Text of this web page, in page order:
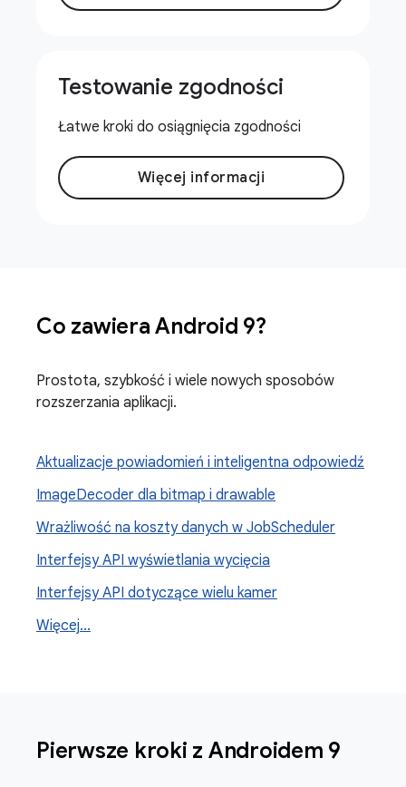
Testowanie zgodności
Łatwe kroki do osiągnięcia zgodności
Więcej informacji
Co zawiera Android 9?
Prostota, szybkość i wiele nowych sposobów
rozszerzania aplikacji.
Aktualizacje powiadomień i inteligentna odpowiedź
ImageDecoder dla bitmap i drawable
Wrażliwość na koszty danych w JobScheduler
Interfejsy API wyświetlania wycięcia
Interfejsy API dotyczące wielu kamer
Więcej...
Pierwsze kroki z Androidem 9